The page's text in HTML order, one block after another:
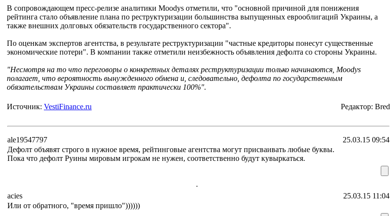
В сопровождающем пресс-релизе аналитики Moodys отметили, что "основной причиной для понижения
рейтинга стало объявление плана по реструктуризации большинства выпущенных еврооблигаций Украины, а
также внешних долговых обязательств государственного сектора".
По оценкам экспертов агентства, в результате реструктуризации "частные кредиторы понесут существенные
экономические потери". В компании также отметили неизбежность объявления дефолта со стороны Украины.
"Несмотря на то что переговоры о конкретных деталях реструктуризации только начинаются, Moodys
полагает, что вероятность вынужденного обмена и, следовательно, дефолта по государственным
обязательствам Украины составляет практически 100%".
Источник: VestiFinance.ru Редактор: Bred
ale19547797
25.03.15 09:54
Дефолт объявят строго в нужное время, рейтинговые агентства могут присваивать любые буквы.
Пока что дефолт Руины мировым игрокам не нужен, соответственно будут кувыркаться.
.
acies
25.03.15 11:04
Или от обратного, "время пришло"))))))